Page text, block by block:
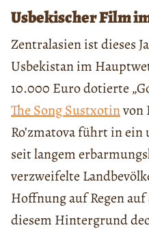
Usbekischer Film
Zentralasien ist dieses
Usbekistan im
10.000 Euro dotierte
The Song Sustxotinvon
Ro’zmatova führt in
seit langem
verzweifelte
Hoffnung auf Regen
diesem Hintergrund